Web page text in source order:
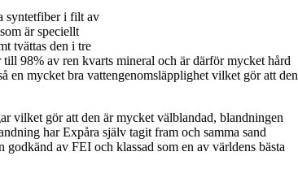
syntetfiber i filt av
är speciellt
tvättas den i tre
98% av ren kvarts mineral och är därför mycket hård
en mycket bra vattengenomsläpplighet vilket gör att den
vilket gör att den är mycket välblandad, blandningen
har Expåra själv tagit fram och samma sand
av FEI och klassad som en av världens bästa